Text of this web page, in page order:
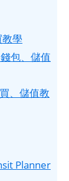
學
包、儲值
、儲值教
Planner